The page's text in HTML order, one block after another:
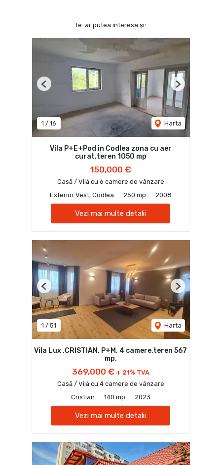
Te-ar putea interesa și:
1 / 16 Harta
Previous Next
Vila P+E+Pod in Codlea zona cu aer
curat,teren 1050 mp
150,000 €
Casă / Vilă cu 6 camere de vânzare
Exterior Vest, Codlea
250 mp 2008
Vezi mai multe detalii
1 / 51 Harta
Previous Next
Vila Lux ,CRISTIAN, P+M, 4 camere,teren 567
mp,
369,000 € + 21% TVA
Casă / Vilă cu 4 camere de vânzare
Cristian
140 mp 2023
Vezi mai multe detalii